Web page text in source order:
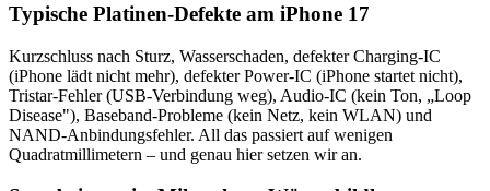
Typische Platinen-Defekte am iPhone 17
Kurzschluss nach Sturz, Wasserschaden, defekter Charging-IC
(iPhone lädt nicht mehr), defekter Power-IC (iPhone startet nicht),
Tristar-Fehler (USB-Verbindung weg), Audio-IC (kein Ton, „Loop
Disease"), Baseband-Probleme (kein Netz, kein WLAN) und
NAND-Anbindungsfehler. All das passiert auf wenigen
Quadratmillimetern – und genau hier setzen wir an.